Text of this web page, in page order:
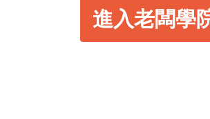
進入老闆學